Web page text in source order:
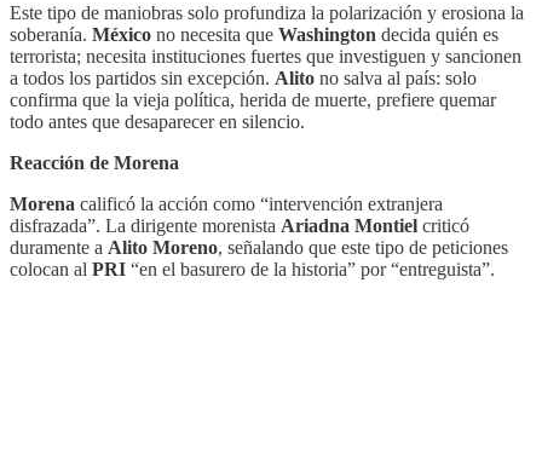
Este tipo de maniobras solo profundiza la polarización y erosiona la
soberanía. México no necesita que Washington decida quién es
terrorista; necesita instituciones fuertes que investiguen y sancionen
a todos los partidos sin excepción. Alito no salva al país: solo
confirma que la vieja política, herida de muerte, prefiere quemar
todo antes que desaparecer en silencio.
Reacción de Morena
Morena calificó la acción como “intervención extranjera
disfrazada”. La dirigente morenista Ariadna Montiel criticó
duramente a Alito Moreno, señalando que este tipo de peticiones
colocan al PRI “en el basurero de la historia” por “entreguista”.